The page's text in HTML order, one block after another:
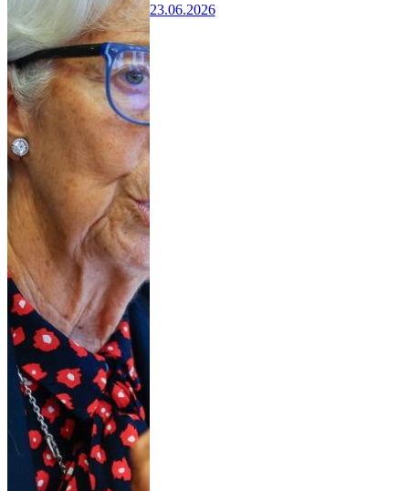
23.06.2026